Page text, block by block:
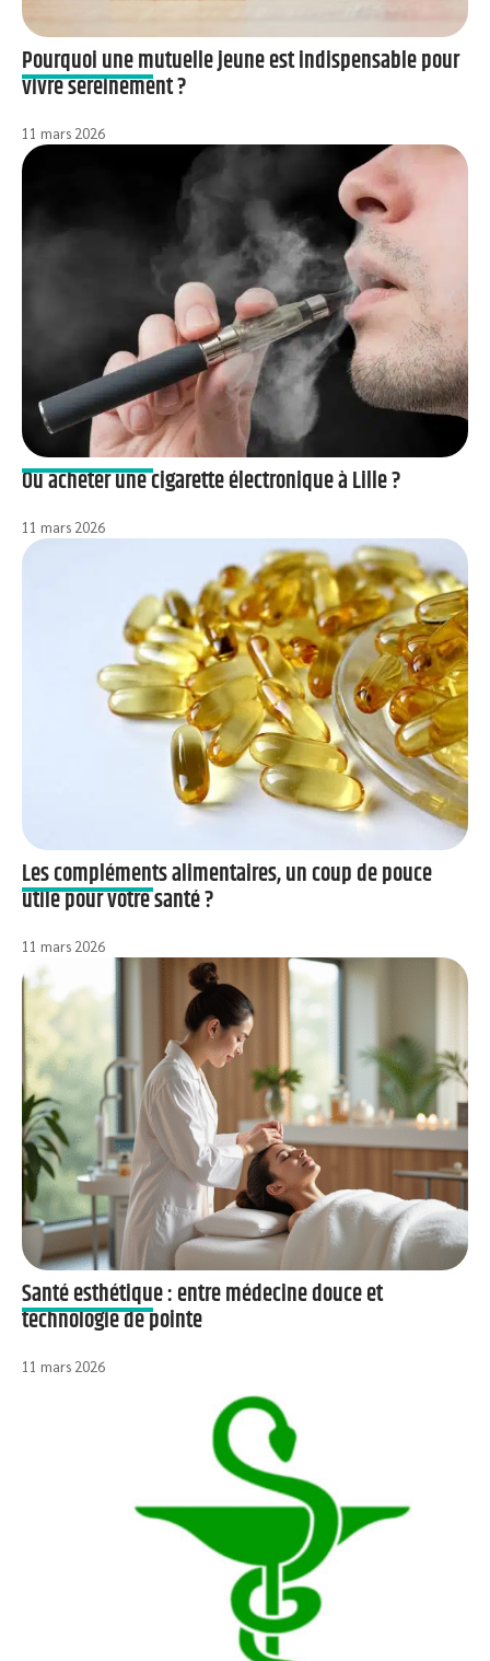
Pourquoi une mutuelle jeune est indispensable pour
vivre sereinement ?
11 mars 2026
Où acheter une cigarette électronique à Lille ?
11 mars 2026
Les compléments alimentaires, un coup de pouce
utile pour votre santé ?
11 mars 2026
Santé esthétique : entre médecine douce et
technologie de pointe
11 mars 2026